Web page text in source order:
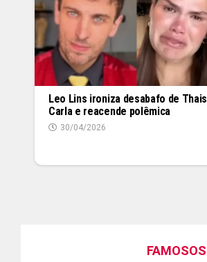
Leo Lins ironiza desabafo de Thais
Carla e reacende polêmica
30/04/2026
FAMOSOS